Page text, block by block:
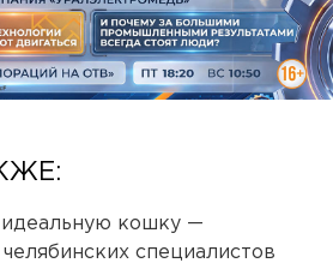
идеальную кошку —
специалистов